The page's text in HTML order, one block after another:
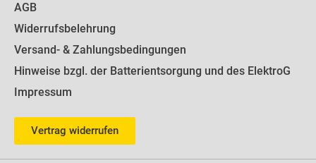
AGB
Widerrufsbelehrung
Versand- & Zahlungsbedingungen
Hinweise bzgl. der Batterientsorgung und des ElektroG
Impressum
Vertrag widerrufen